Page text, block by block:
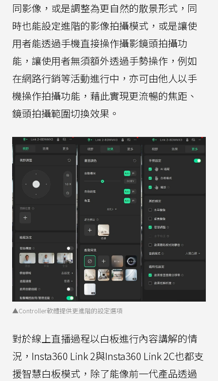
同影像，或是調整為更自然的散景形式，同
時也能設定進階的影像拍攝模式，或是讓使
用者能透過手機直接操作攝影鏡頭拍攝功
能，讓使用者無須額外透過手勢操作，例如
在網路行銷等活動進行中，亦可由他人以手
機操作拍攝功能，藉此實現更流暢的焦距、
鏡頭拍攝範圍切換效果。
▲Controller軟體提供更進階的設定選項
對於線上直播過程以白板進行內容講解的情
況，Insta360 Link 2與Insta360 Link 2C也都支
援智慧白板模式，除了能像前一代產品透過